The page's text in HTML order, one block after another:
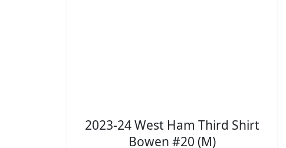
2023-24 West Ham Third Shirt
Bowen #20 (M)